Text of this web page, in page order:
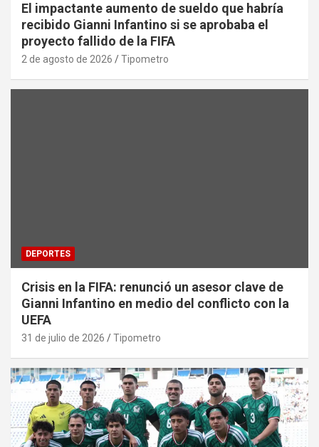
El impactante aumento de sueldo que habría
recibido Gianni Infantino si se aprobaba el
proyecto fallido de la FIFA
2 de agosto de 2026 Tipometro
DEPORTES
Crisis en la FIFA: renunció un asesor clave de
Gianni Infantino en medio del conflicto con la
UEFA
31 de julio de 2026 Tipometro